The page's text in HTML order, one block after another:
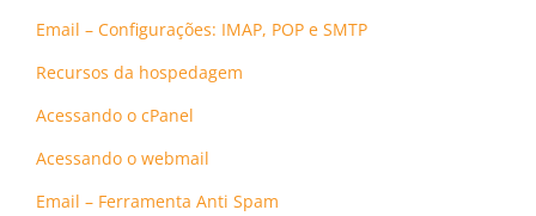
Email – Configurações: IMAP, POP e SMTP
Recursos da hospedagem
Acessando o cPanel
Acessando o webmail
Email – Ferramenta Anti Spam